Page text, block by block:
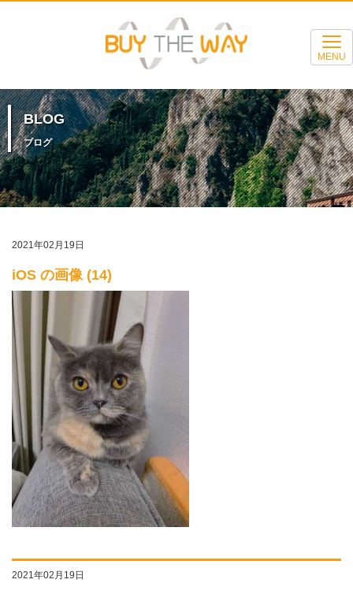
MENU
BLOG
ブログ
2021年02月19日
iOS の画像 (14)
2021年02月19日